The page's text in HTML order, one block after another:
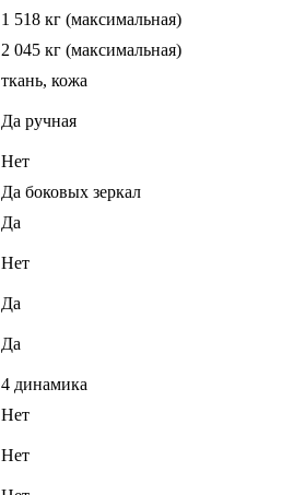
1 518 кг (максимальная)
2 045 кг (максимальная)
ткань, кожа
Да ручная
Нет
Да боковых зеркал
Да
Нет
Да
Да
4 динамика
Нет
Нет